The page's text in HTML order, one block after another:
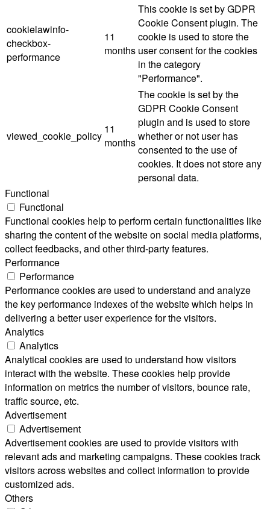
cookielawinfo-
checkbox-
performance
11
months
This cookie is set by GDPR
Cookie Consent plugin. The
cookie is used to store the
user consent for the cookies
in the category
"Performance".
viewed_cookie_policy
11
months
The cookie is set by the
GDPR Cookie Consent
plugin and is used to store
whether or not user has
consented to the use of
cookies. It does not store any
personal data.
Functional
Functional
Functional cookies help to perform certain functionalities like
sharing the content of the website on social media platforms,
collect feedbacks, and other third-party features.
Performance
Performance
Performance cookies are used to understand and analyze
the key performance indexes of the website which helps in
delivering a better user experience for the visitors.
Analytics
Analytics
Analytical cookies are used to understand how visitors
interact with the website. These cookies help provide
information on metrics the number of visitors, bounce rate,
traffic source, etc.
Advertisement
Advertisement
Advertisement cookies are used to provide visitors with
relevant ads and marketing campaigns. These cookies track
visitors across websites and collect information to provide
customized ads.
Others